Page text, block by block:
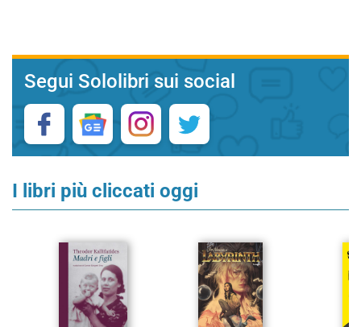
Segui Sololibri sui social
I libri più cliccati oggi